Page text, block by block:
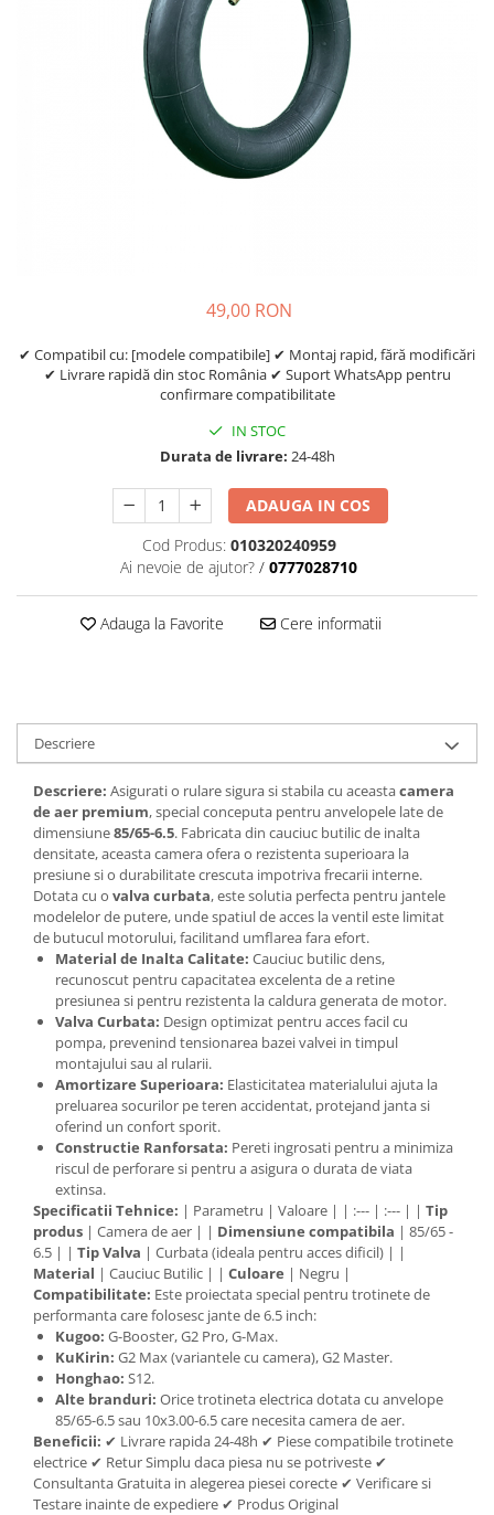
https://www.doctortrotineta.ro/lumini
https://www.doctortrotineta.ro/cadru
49,00 RON
✔ Compatibil cu: [modele compatibile] ✔ Montaj rapid, fără modificări
✔ Livrare rapidă din stoc România ✔ Suport WhatsApp pentru
confirmare compatibilitate
IN STOC
Durata de livrare: 24-48h
ADAUGA IN COS
Cod Produs: 010320240959
Ai nevoie de ajutor? / 0777028710
Adauga la Favorite Cere informatii
Descriere
Descriere: Asigurati o rulare sigura si stabila cu aceastacamera
de aer premium, special conceputa pentru anvelopele late de
dimensiune85/65-6.5. Fabricata din cauciuc butilic de inalta
densitate, aceasta camera ofera o rezistenta superioara la
presiune si o durabilitate crescuta impotriva frecarii interne.
Dotata cu o valva curbata, este solutia perfecta pentru jantele
modelelor de putere, unde spatiul de acces la ventil este limitat
de butucul motorului, facilitand umflarea fara efort.
Material de Inalta Calitate: Cauciuc butilic dens,
recunoscut pentru capacitatea excelenta de a retine
presiunea si pentru rezistenta la caldura generata de motor.
Valva Curbata: Design optimizat pentru acces facil cu
pompa, prevenind tensionarea bazei valvei in timpul
montajului sau al rularii.
Amortizare Superioara: Elasticitatea materialului ajuta la
preluarea socurilor pe teren accidentat, protejand janta si
oferind un confort sporit.
Constructie Ranforsata: Pereti ingrosati pentru a minimiza
riscul de perforare si pentru a asigura o durata de viata
extinsa.
Specificatii Tehnice: | Parametru | Valoare | | :--- | :--- | | Tip
produs | Camera de aer | | Dimensiune compatibila | 85/65 -
6.5 | | Tip Valva | Curbata (ideala pentru acces dificil) | |
Material | Cauciuc Butilic | | Culoare | Negru |
Compatibilitate: Este proiectata special pentru trotinete de
performanta care folosesc jante de 6.5 inch:
Kugoo: G-Booster, G2 Pro, G-Max.
KuKirin: G2 Max (variantele cu camera), G2 Master.
Honghao: S12.
Alte branduri: Orice trotineta electrica dotata cu anvelope
85/65-6.5 sau 10x3.00-6.5 care necesita camera de aer.
Beneficii: ✔ Livrare rapida 24-48h ✔ Piese compatibile trotinete
electrice ✔ Retur Simplu daca piesa nu se potriveste ✔
Consultanta Gratuita in alegerea piesei corecte ✔ Verificare si
Testare inainte de expediere ✔ Produs Original